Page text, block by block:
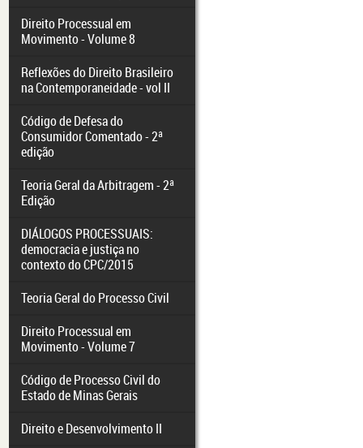
Direito Processual em
Movimento - Volume 8
Reflexões do Direito Brasileiro
na Contemporaneidade - vol II
Código de Defesa do
Consumidor Comentado - 2ª
edição
Teoria Geral da Arbitragem - 2ª
Edição
DIÁLOGOS PROCESSUAIS:
democracia e justiça no
contexto do CPC/2015
Teoria Geral do Processo Civil
Direito Processual em
Movimento - Volume 7
Código de Processo Civil do
Estado de Minas Gerais
Direito e Desenvolvimento II